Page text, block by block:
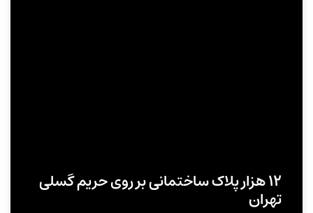
۱۲ هزار پلاک ساختمانی بر روی حریم گسلی
تهران